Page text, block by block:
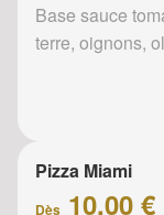
Base sauce
terre, oignons,
Pizza Miami
Dès 10.00 €